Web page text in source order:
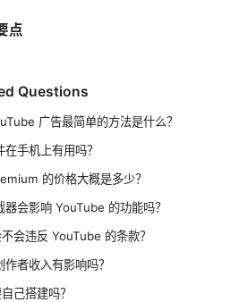
点
Questions
广告最简单的方法是什么？
手机上有用吗？
的价格大概是多少？
器会影响 YouTube 的功能吗？
会违反 YouTube 的条款？
者收入有影响吗？
己搭建吗？